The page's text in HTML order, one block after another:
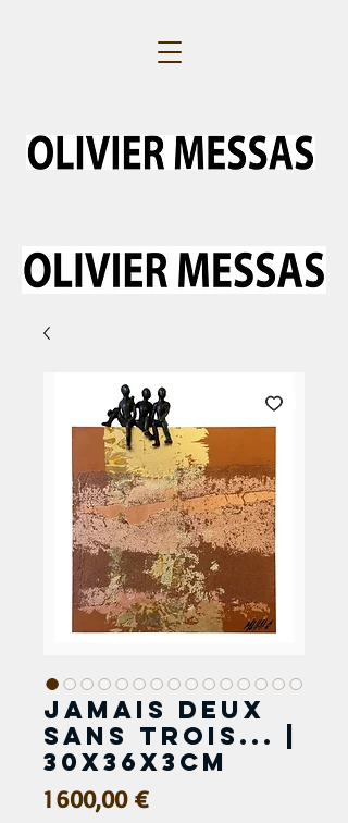
Jamais deux
sans trois... |
30x36x3cm
1 600,00 €Prix